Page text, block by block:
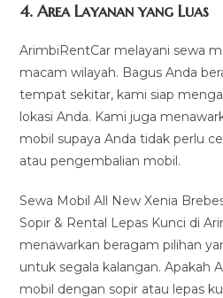
4.Area Layanan yang Luas
ArimbiRentCar melayani sewa
macam wilayah. Bagus Anda
tempat sekitar, kami siap
lokasi Anda. Kami juga
mobil supaya Anda tidak perlu
atau pengembalian mobil.
Sewa Mobil All New Xenia
Sopir & Rental Lepas Kunci di
menawarkan beragam pilihan
untuk segala kalangan. Apakah
mobil dengan sopir atau lepas